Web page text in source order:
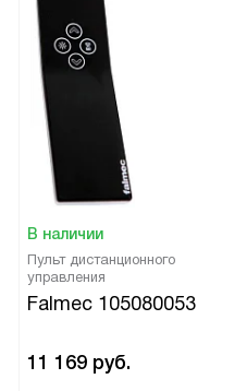
В наличии
Пульт дистанционного
управления
Falmec 105080053
11 169 руб.